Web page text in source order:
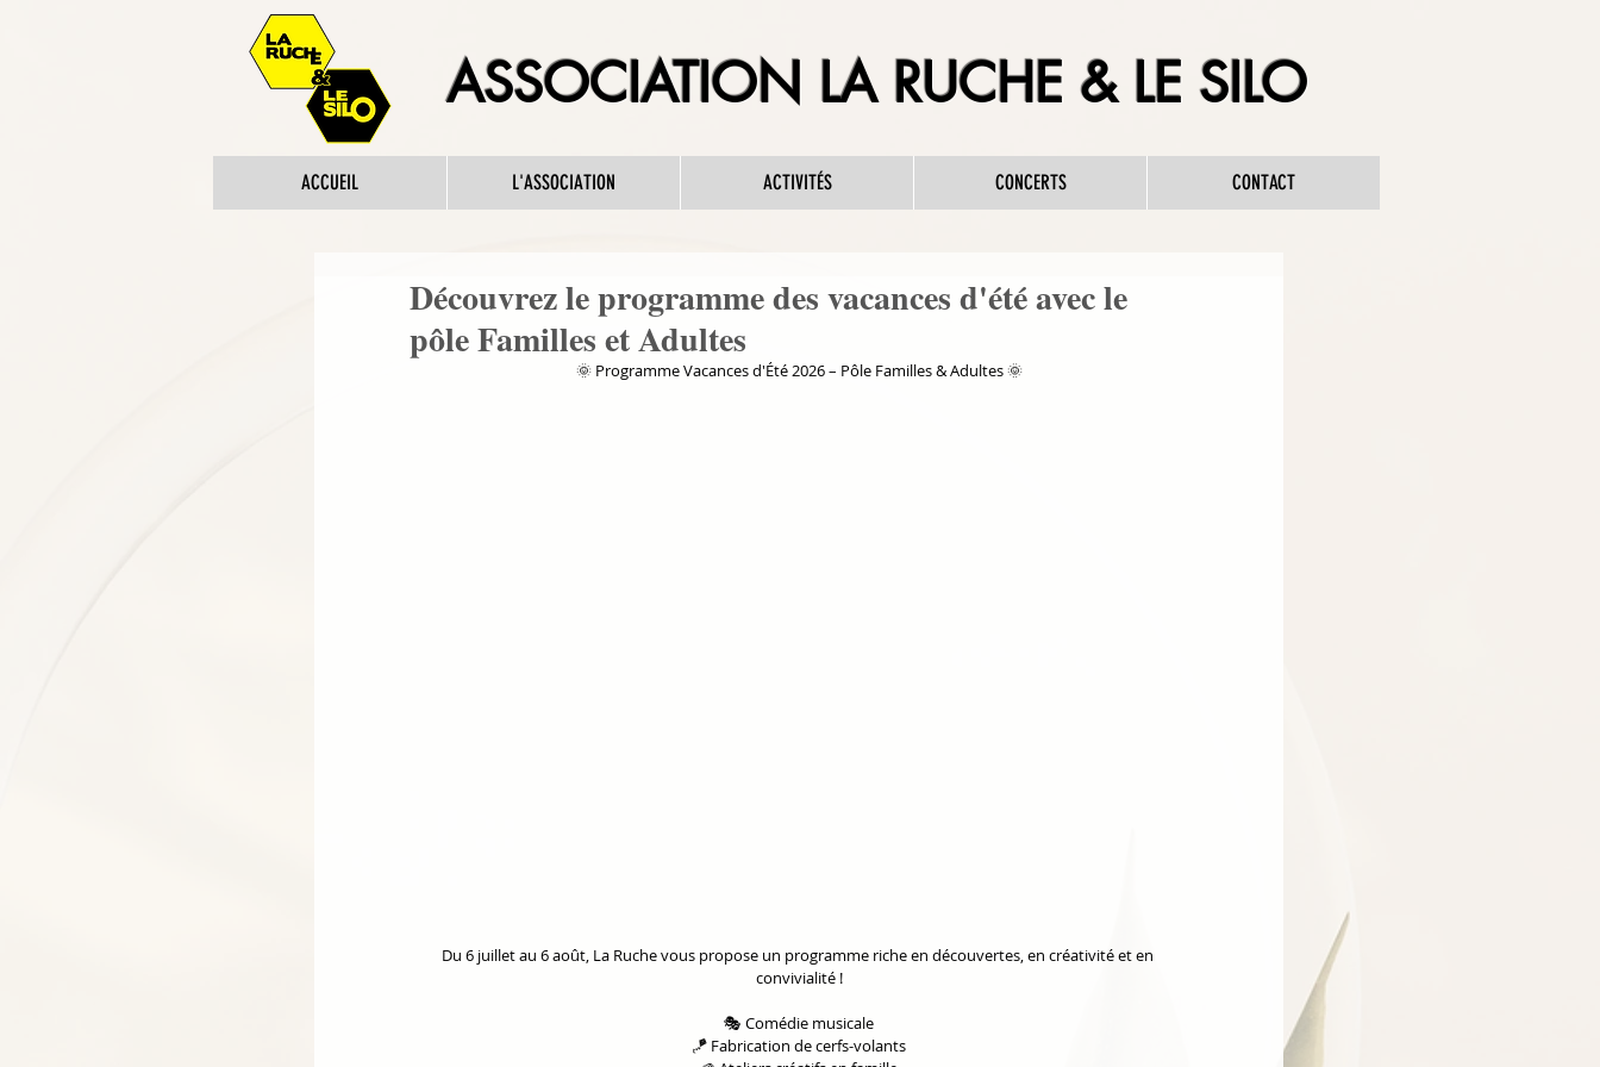
ASSOCIATION LA RUCHE & LE SILO
Découvrez le programme des vacances d'été avec le
pôle Familles et Adultes
🌞 Programme Vacances d'Été 2026 – Pôle Familles & Adultes 🌞
Du 6 juillet au 6 août, La Ruche vous propose un programme riche en découvertes, en créativité et en
convivialité !
🎭 Comédie musicale
🪁 Fabrication de cerfs-volants
ACCUEIL L'ASSOCIATION ACTIVITÉS CONCERTS CONTACT